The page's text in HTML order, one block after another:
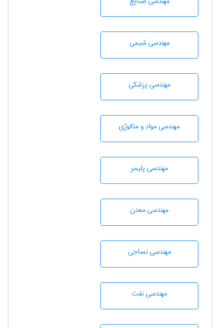
مهندسي شيمی
مهندسی پزشکی
مهندسی مواد و متالوژی
مهندسی پليمر
مهندسی معدن
مهندسي نساجی
مهندسی نفت